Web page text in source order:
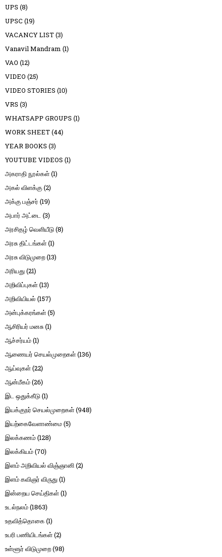
UPS (8)
UPSC (19)
VACANCY LIST(3)
Vanavil Mandram (1)
VAO (12)
VIDEO (25)
VIDEO STORIES (10)
VRS (3)
WHATSAPP GROUPS (1)
WORK SHEET(44)
YEAR BOOKS (3)
YOUTUBE VIDEOS (1)
அகராதி நூல்கள்(1)
அகல் விளக்கு(2)
அக்கு பஞ்சர் (19)
அபார் அட்டை (3)
அரசிதழ் வெளியீடு(8)
அரசு திட்டங்கள்(1)
அரசு விடுமுறை(13)
அரியது(21)
அறிவிப்புகள்(13)
அறிவியியல் (157)
அன்புக்கரங்கள்(5)
ஆசிரியர் மனசு(1)
ஆச்சர்யம்(1)
ஆணையர் செயல்முறைகள்(136)
ஆய்வுகள்(22)
ஆன்மீகம்(26)
இட ஒதுக்கீடு(1)
இயக்குநர் செயல்முறைகள்(948)
இயற்கைவேளாண்மை(5)
இலக்கணம்(128)
இலக்கியம்(70)
இளம் அறிவியல் விஞ்ஞானி(2)
இளம் கவிஞர் விருது(1)
இன்றைய செய்திகள்(1)
உடல்நலம்(1863)
உதவித்தொகை(1)
உபரி பணியிடங்கள்(2)
உள்ளூர் விடுமுறை(98)